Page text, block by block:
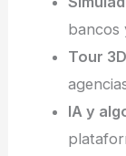
bancos
Tour
IA y